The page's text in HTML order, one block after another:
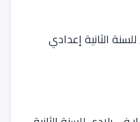
الثانية إعدادي